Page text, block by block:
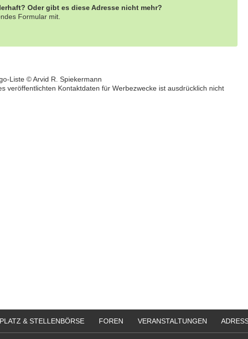
Oder gibt es diese Adresse nicht mehr?
Formular mit.
Liste © Arvid R. Spiekermann
veröffentlichten Kontaktdaten für Werbezwecke ist ausdrücklich nicht
& STELLENBÖRSE FOREN VERANSTALTUNGEN